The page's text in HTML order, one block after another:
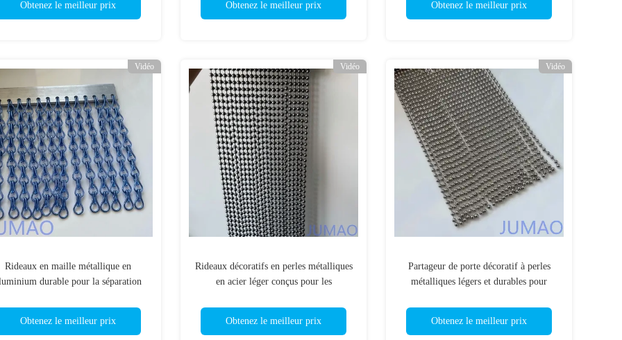
Obtenez le meilleur prix
Obtenez le meilleur prix Obtenez le meilleur prix
Vidéo
Rideaux en maille métallique en
durable pour la séparation
Obtenez le meilleur prix
Vidéo
Rideaux décoratifs en perles métalliques
en acier léger conçus pour les
Obtenez le meilleur prix
Vidéo
Partageur de porte décoratif à perles
métalliques légers et durables pour
Obtenez le meilleur prix